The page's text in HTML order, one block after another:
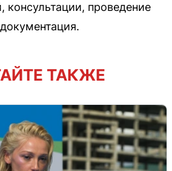
консультации, проведение
ТАКЖЕ